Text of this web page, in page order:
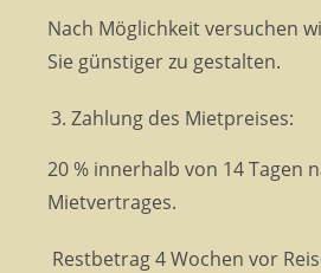
Nach Möglichkeit versuchen
Sie günstiger zu gestalten.
Zahlung des Mietpreises:
20 % innerhalb von 14 Tagen
Mietvertrages.
Restbetrag 4 Wochen vor